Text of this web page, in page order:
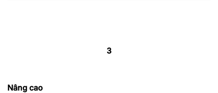
3
Nâng cao